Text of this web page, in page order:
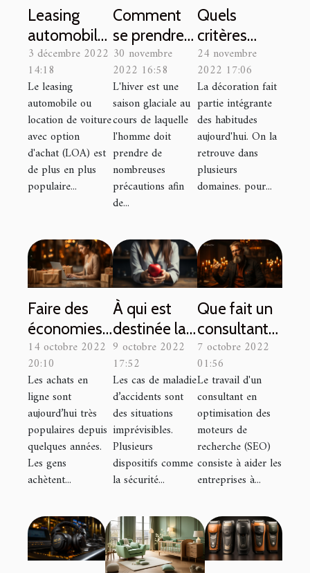
Leasing
automobile :
comment
ça
fonctionne ?
3 décembre 2022
14:18
Le leasing
automobile ou
location de voiture
avec option
d'achat (LOA) est
de plus en plus
populaire...
Comment
se prendre
en charge
afin de
passer un
bon hiver?
30 novembre
2022 16:58
L'hiver est une
saison glaciale au
cours de laquelle
l'homme doit
prendre de
nombreuses
précautions afin
de...
Quels
critères
prendre en
compte
pour réussir
la pose de
son crépi
d’intérieur ?
24 novembre
2022 17:06
La décoration fait
partie intégrante
des habitudes
aujourd'hui. On la
retrouve dans
plusieurs
domaines. pour...
Faire des
économies
en faisant
des achats
en ligne
14 octobre 2022
20:10
Les achats en
ligne sont
aujourd’hui très
populaires depuis
quelques années.
Les gens
achètent...
À qui est
destinée la
mutuelle
santé ?
9 octobre 2022
17:52
Les cas de maladie
d’accidents sont
des situations
imprévisibles.
Plusieurs
dispositifs comme
la sécurité...
Que fait un
consultant
SEO ?
7 octobre 2022
01:56
Le travail d'un
consultant en
optimisation des
moteurs de
recherche (SEO)
consiste à aider les
entreprises à...